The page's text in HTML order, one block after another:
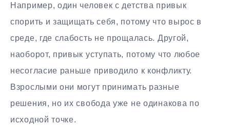
Например, один человек с детства привык
спорить и защищать себя, потому что вырос в
среде, где слабость не прощалась. Другой,
наоборот, привык уступать, потому что любое
несогласие раньше приводило к конфликту.
Взрослыми они могут принимать разные
решения, но их свобода уже не одинакова по
исходной точке.